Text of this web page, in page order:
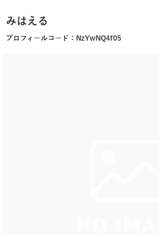
みはえる
プロフィールコード： NzYwNQ4f05